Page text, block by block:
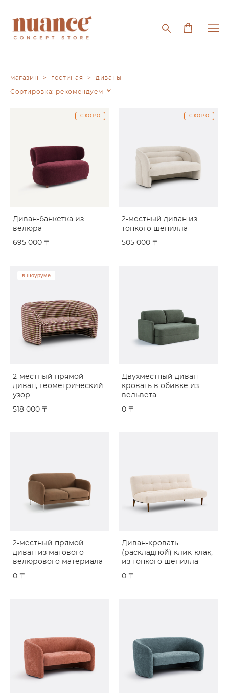
магазин > гостиная > диваны
Сортировка: рекомендуем
СКОРО
Диван-банкетка из
велюра
695 000 〒
СКОРО
2-местный диван из
тонкого шенилла
505 000 〒
в шоуруме
2-местный прямой
диван, геометрический
узор
518 000 〒
Двухместный диван-
кровать в обивке из
вельвета
0 〒
2-местный прямой
диван из матового
велюрового материала
0 〒
Диван-кровать
(раскладной) клик-клак,
из тонкого шенилла
0 〒